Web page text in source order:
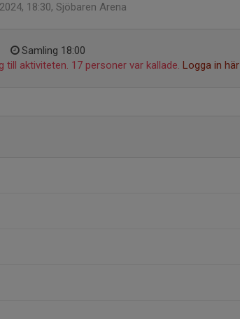
18:30, Sjöbaren Arena
Samling 18:00
till aktiviteten. 17 personer var kallade. Logga in här